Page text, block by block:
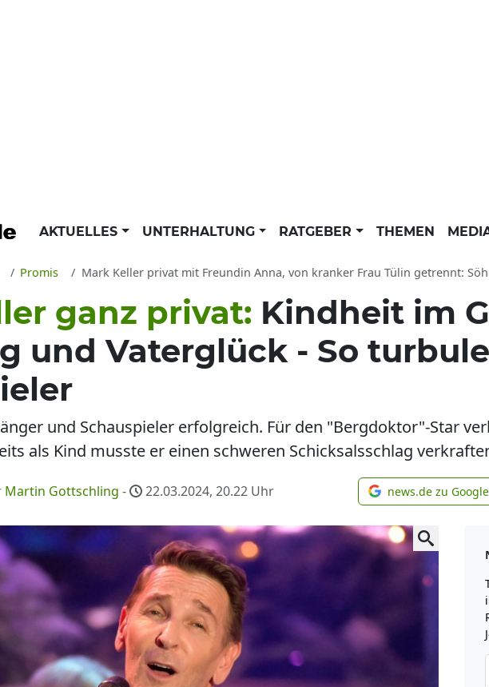
AKTUELLES UNTERHALTUNG RATGEBER THEMEN
Promis Mark Keller privat mit Freundin Anna, von kranker Frau Tülin getrennt: Söhne Aaron Joshua
ganz privat: Kindheit im
und Vaterglück - So
und Schauspieler erfolgreich. Für den "Bergdoktor"-Star
als Kind musste er einen schweren Schicksalsschlag
Martin Gottschling - 22.03.2024, 20.22 Uhr news.de zu